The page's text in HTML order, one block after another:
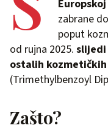
zabrane
poput
od rujna 2025. slijedi
ostalih
(Trimethylbenzoyl
Zašto?